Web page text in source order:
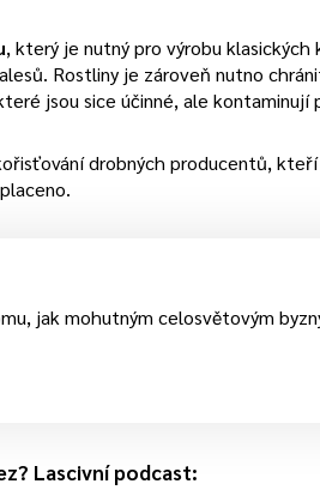
, který je nutný pro výrobu
Rostliny je zároveň nutno
jsou sice účinné, ale
drobných producentů, kteří
jak mohutným celosvětovým
Lascivní podcast: